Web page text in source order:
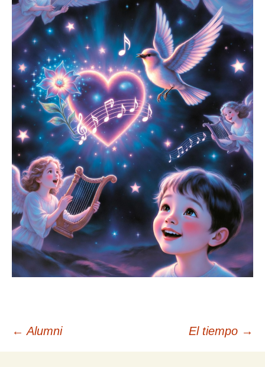
Navegación
← Alumni El tiempo →